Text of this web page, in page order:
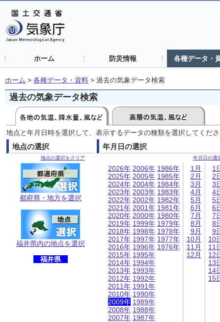
ホーム 防災情報 各種データ・
ホーム > 各種データ・資料 > 過去の気象データ検索
過去の気象データ検索
地点と年月日時を選択して、表示するデータの種類を選択してくだ
地点の選択
地点の選択をクリア
都府県・地方を選択
福井県内の地点を選択
福井県
年月日の選択
年月日の選
2026年
2025年
2024年
2023年
2022年
2021年
2020年
2019年
2018年
2017年
2016年
2015年
2014年
2013年
2012年
2011年
2010年
2009年
2008年
2007年
2006年
2005年
2004年
2003年
2002年
2001年
2000年
1999年
1998年
1997年
1996年
1995年
1994年
1993年
1992年
1991年
1990年
1989年
1988年
1987年
1986年
1985年
1984年
1983年
1982年
1981年
1980年
1979年
1978年
1977年
1976年
1月
2月
3月
4月
5月
6月
7月
8月
9月
10月
11月
12月
1
2
3
4
5
6
7
8
9
10
11
12
13
14
15